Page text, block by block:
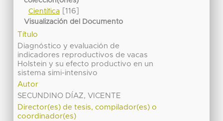
Científica[116]
Visualización del Documento
Título
Diagnóstico y evaluación de
indicadores reproductivos de vacas
Holstein y su efecto productivo en un
sistema simi-intensivo
Autor
SECUNDINO DÍAZ, VICENTE
Director(es) de tesis, compilador(es) o
coordinador(es)